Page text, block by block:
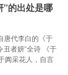
”的出处是哪
唐代李白的《于
丑者妍”全诗 《于
阗采花人，自言